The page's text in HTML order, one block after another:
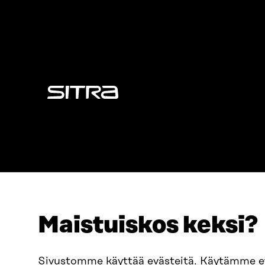
Maistuiskos keksi?
Sivustomme käyttää evästeitä. Käytämme
Sitra
Östersjögatan 11–13, PB 160,
+358